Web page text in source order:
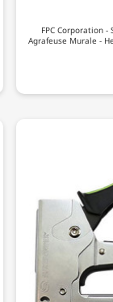
FPC Corporation -
Agrafeuse Murale -